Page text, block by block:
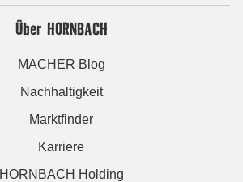
Über HORNBACH
MACHER Blog
Nachhaltigkeit
Marktfinder
Karriere
HORNBACH Holding